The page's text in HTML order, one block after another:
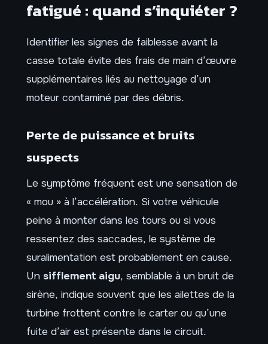
fatigué : quand s’inquiéter ?
Identifier les signes de faiblesse avant la
casse totale évite des frais de main d’œuvre
supplémentaires liés au nettoyage d’un
moteur contaminé par des débris.
Perte de puissance et bruits
suspects
Le symptôme fréquent est une sensation de
« mou » à l’accélération. Si votre véhicule
peine à monter dans les tours ou si vous
ressentez des saccades, le système de
suralimentation est probablement en cause.
Un sifflement aigu, semblable à un bruit de
sirène, indique souvent que les ailettes de la
turbine frottent contre le carter ou qu’une
fuite d’air est présente dans le circuit.